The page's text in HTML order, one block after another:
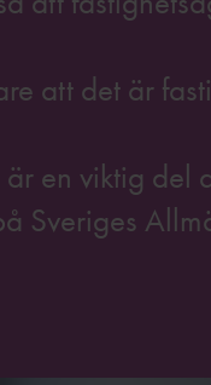
att det är
en viktig del
Sveriges